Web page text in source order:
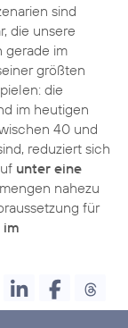
sind
die unsere
gerade im
größten
die
im heutigen
40 und
reduziert sich
unter eine
nahezu
für
im